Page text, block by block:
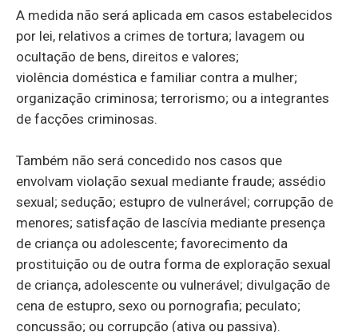
A medida não será aplicada em casos estabelecidos
por lei, relativos a crimes de tortura; lavagem ou
ocultação de bens, direitos e valores;
violência doméstica e familiar contra a mulher;
organização criminosa; terrorismo; ou a integrantes
de facções criminosas.
Também não será concedido nos casos que
envolvam violação sexual mediante fraude; assédio
sexual; sedução; estupro de vulnerável; corrupção de
menores; satisfação de lascívia mediante presença
de criança ou adolescente; favorecimento da
prostituição ou de outra forma de exploração sexual
de criança, adolescente ou vulnerável; divulgação de
cena de estupro, sexo ou pornografia; peculato;
concussão; ou corrupção (ativa ou passiva).